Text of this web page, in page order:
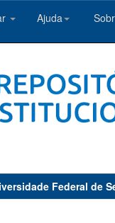
Ajuda
Federal de